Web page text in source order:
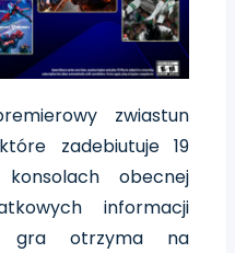
zwiastun
zadebiutuje 19
obecnej
informacji
gra otrzyma na